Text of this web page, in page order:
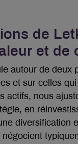
de
et de
autour de
et sur celles
actifs, nous
en
diversification